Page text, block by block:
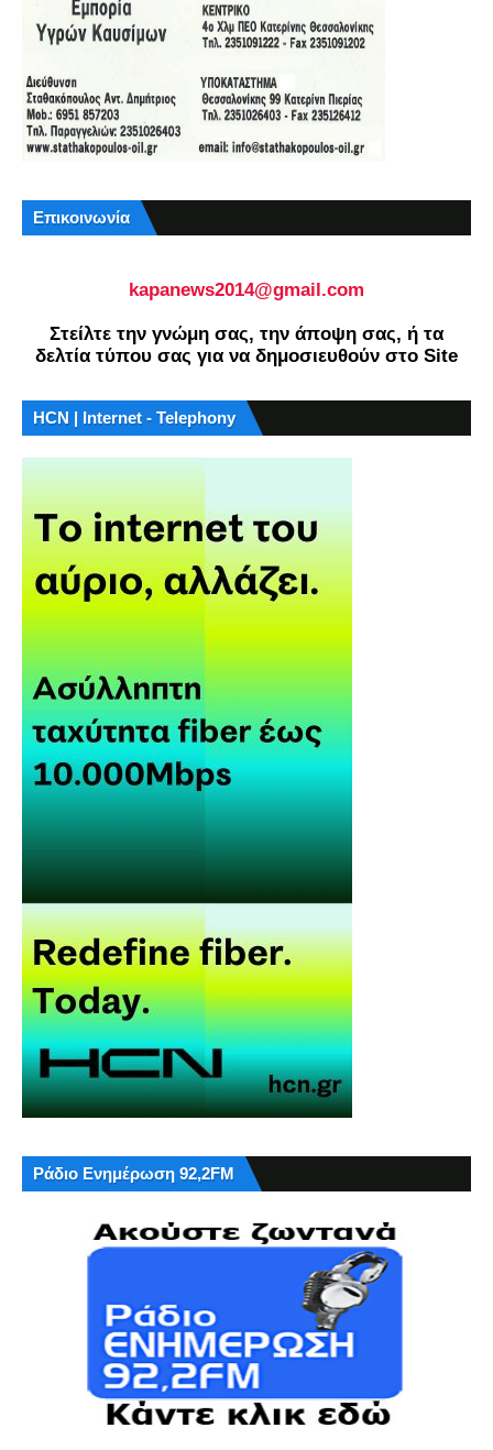
Επικοινωνία
kapanews2014@gmail.com
Στείλτε την γνώμη σας, την άποψη σας, ή τα
δελτία τύπου σας για να δημοσιευθούν στο Site
HCN | Internet - Telephony
Ράδιο Ενημέρωση 92,2FM